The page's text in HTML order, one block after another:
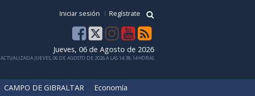
Iniciar sesión Regístrate
Jueves, 06 de Agosto de 2026
ACTUALIZADA JUEVES, 06 DE AGOSTO DE 2026 A LAS 14:38:14 HORAS
CAMPO DE GIBRALTAR
Economía